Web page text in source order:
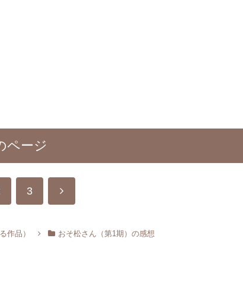
ページ
3 次
作品） おそ松さん（第1期）の感想